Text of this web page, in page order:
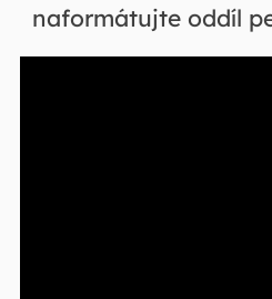
naformátujte oddíl